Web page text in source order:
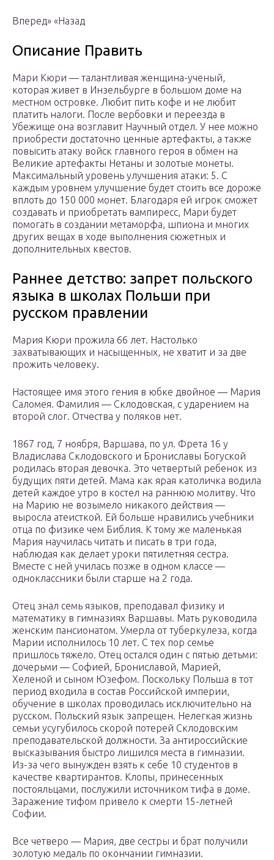
Вперед» «Назад
Описание Править
Мари Кюри — талантливая женщина-ученый,
которая живет в Инзельбурге в большом доме на
местном островке. Любит пить кофе и не любит
платить налоги. После вербовки и переезда в
Убежище она возглавит Научный отдел. У нее можно
приобрести достаточно ценные артефакты, а также
повысить атаку войск главного героя в обмен на
Великие артефакты Нетаны и золотые монеты.
Максимальный уровень улучшения атаки: 5. С
каждым уровнем улучшение будет стоить все дороже
вплоть до 150 000 монет. Благодаря ей игрок сможет
создавать и приобретать вампиресс, Мари будет
помогать в создании метаморфа, шпиона и многих
других вещах в ходе выполнения сюжетных и
дополнительных квестов.
Раннее детство: запрет польского
языка в школах Польши при
русском правлении
Мария Кюри прожила 66 лет. Настолько
захватывающих и насыщенных, не хватит и за две
прожить человеку.
Настоящее имя этого гения в юбке двойное — Мария
Саломея. Фамилия — Склодовская, с ударением на
второй слог. Отчества у поляков нет.
1867 год, 7 ноября, Варшава, по ул. Фрета 16 у
Владислава Склодовского и Брониславы Богуской
родилась вторая девочка. Это четвертый ребенок из
будущих пяти детей. Мама как ярая католичка водила
детей каждое утро в костел на раннюю молитву. Что
на Марию не возымело никакого действия —
выросла атеисткой. Ей больше нравились учебники
отца по физике чем Библия. К тому же маленькая
Мария научилась читать и писать в три года,
наблюдая как делает уроки пятилетняя сестра.
Вместе с ней училась позже в одном классе —
одноклассники были старше на 2 года.
Отец знал семь языков, преподавал физику и
математику в гимназиях Варшавы. Мать руководила
женским пансионатом. Умерла от туберкулеза, когда
Марии исполнилось 10 лет. С тех пор семье
пришлось тяжело. Отец остался один с пятью детьми:
дочерьми — Софией, Брониславой, Марией,
Хеленой и сыном Юзефом. Поскольку Польша в тот
период входила в состав Российской империи,
обучение в школах проводилась исключительно на
русском. Польский язык запрещен. Нелегкая жизнь
семьи усугубилось скорой потерей Склодовским
преподавательской должности. За антироссийские
высказывания быстро лишился места в гимназии.
Из-за чего вынужден взять к себе 10 студентов в
качестве квартирантов. Клопы, принесенных
постояльцами, послужили источником тифа в доме.
Заражение тифом привело к смерти 15-летней
Софии.
Все четверо — Мария, две сестры и брат получили
золотую медаль по окончании гимназии.